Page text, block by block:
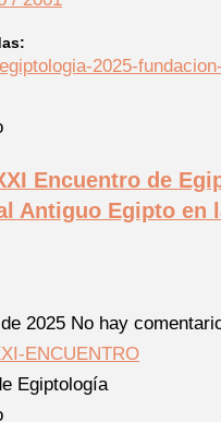
Encuentro de
Antiguo Egipto en
2025 No hay
Egiptología